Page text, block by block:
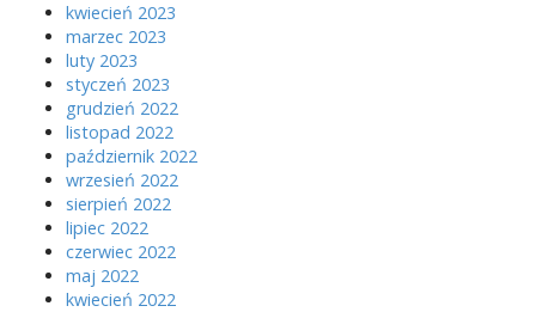
kwiecień 2023
marzec 2023
luty 2023
styczeń 2023
grudzień 2022
listopad 2022
październik 2022
wrzesień 2022
sierpień 2022
lipiec 2022
czerwiec 2022
maj 2022
kwiecień 2022